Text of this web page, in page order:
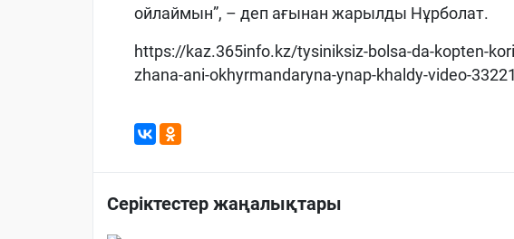
ойлаймын”, – деп ағынан жарылды Нұрболат.
https://kaz.365info.kz/tysiniksiz-bolsa-da-kopten-
zhana-ani-okhyrmandaryna-ynap-khaldy-video-
Серіктестер жаңалықтары